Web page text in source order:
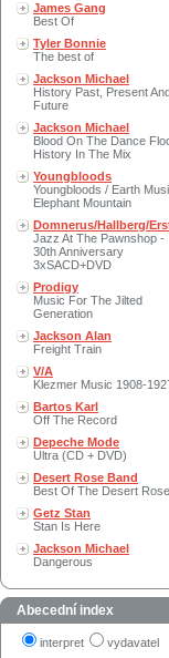
James Gang
Best Of
Tyler Bonnie
The best of
Jackson Michael
History Past, Present
Future
Jackson Michael
Blood On The Dance
History In The Mix
Youngbloods
Youngbloods / Earth
Elephant Mountain
Domnerus/Hallberg/
Jazz At The Pawnshop -
30th Anniversary
3xSACD+DVD
Prodigy
Music For The Jilted
Generation
Jackson Alan
Freight Train
V/A
Klezmer Music 1908-
Bartos Karl
Off The Record
Depeche Mode
Ultra (CD + DVD)
Desert Rose Band
Best Of The Desert Rose..
Getz Stan
Stan Is Here
Jackson Michael
Dangerous
Abecední index
interpret vydavatel